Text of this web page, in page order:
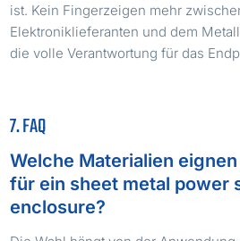
ist. Kein Fingerzeigen mehr
Elektroniklieferanten und dem
die volle Verantwortung für das
7. FAQ
Welche Materialien
für ein sheet metal power
enclosure?